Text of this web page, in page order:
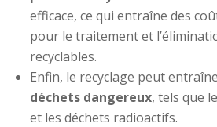
efficace, ce qui entraîne des
pour le traitement et
recyclables.
Enfin, le recyclage peut
déchets dangereux, tels que
et les déchets radioactifs.